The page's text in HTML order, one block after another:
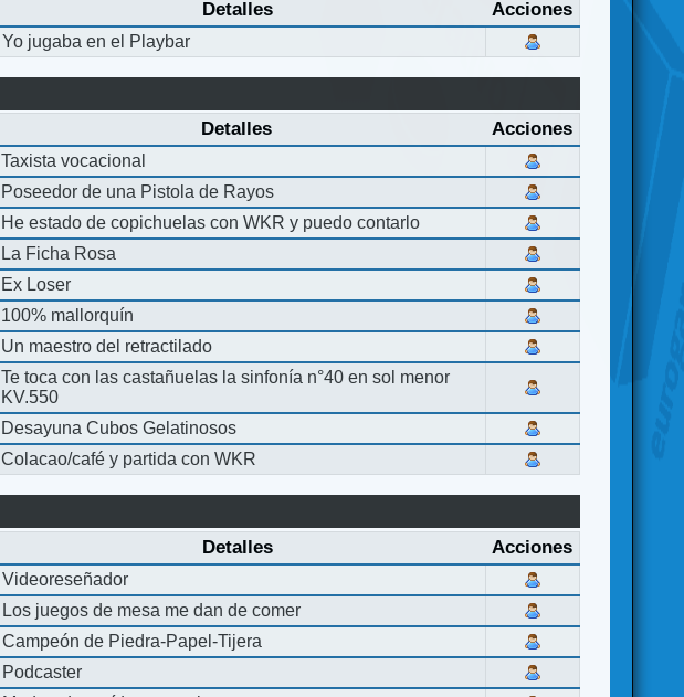
Detalles Acciones
Yo jugaba en el Playbar
Detalles Acciones
Taxista vocacional
Poseedor de una Pistola de Rayos
He estado de copichuelas con WKR y puedo contarlo
La Ficha Rosa
Ex Loser
100% mallorquín
Un maestro del retractilado
Te toca con las castañuelas la sinfonía n°40 en sol menor
KV.550
Desayuna Cubos Gelatinosos
Colacao/café y partida con WKR
Detalles Acciones
Videoreseñador
Los juegos de mesa me dan de comer
Campeón de Piedra-Papel-Tijera
Podcaster